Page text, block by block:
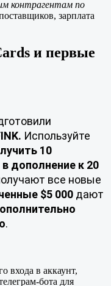
контрагентам по
зарплата
и первые
Используйте
10
дополнение к 20
все новые
$5 000 дают
.
входа в аккаунт,
бота для